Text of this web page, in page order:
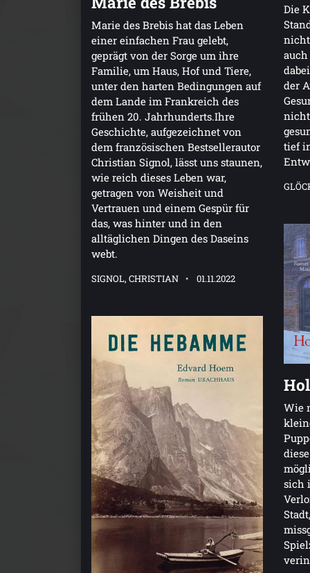
Marie des Brebis hat das Leben
einer einfachen Frau gelebt,
geprägt von der Sorge um ihre
Familie, um Haus, Hof und Tiere,
unter den harten Bedingungen auf
dem Lande im Frankreich des
frühen 20. Jahrhunderts.Ihre
Geschichte, aufgezeichnet von
dem französischen Bestsellerautor
Christian Signol, lässt uns staunen,
wie reich dieses Leben war,
getragen von Weisheit und
Vertrauen und einem Gespür für
das, was hinter und in den
alltäglichen Dingen des Daseins
webt.
SIGNOL, CHRISTIAN 01.11.2022
Die
nicht
der
tief
Wie
sich